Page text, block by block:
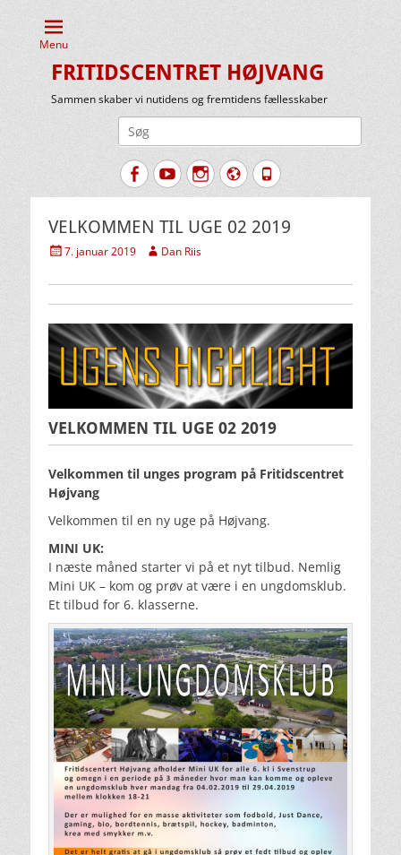
Menu
FRITIDSCENTRET HØJVANG
Sammen skaber vi nutidens og fremtidens fællesskaber
FacebookYouTubeInstagram
Website
Tlf.
VELKOMMEN TIL UGE 02 2019
Udgivet
7. januar 2019 Forfatter
Dan Riis
VELKOMMEN TIL UGE 02 2019
Velkommen til unges program på Fritidscentret
Højvang
Velkommen til en ny uge på Højvang.
MINI UK:
I næste måned starter vi på et nyt tilbud. Nemlig
Mini UK – kom og prøv at være i en ungdomsklub.
Et tilbud for 6. klasserne.